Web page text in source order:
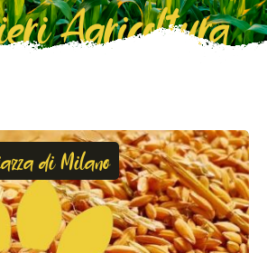
Agricoltura
di Milano